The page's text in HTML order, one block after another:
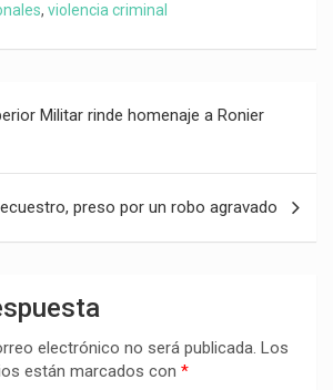
, violencia criminal
Militar rinde homenaje a Ronier
preso por un robo agravado
electrónico no será publicada. Los
están marcados con *